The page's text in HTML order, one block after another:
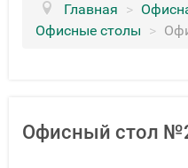
Главная >
Офисные столы >
Офисный стол